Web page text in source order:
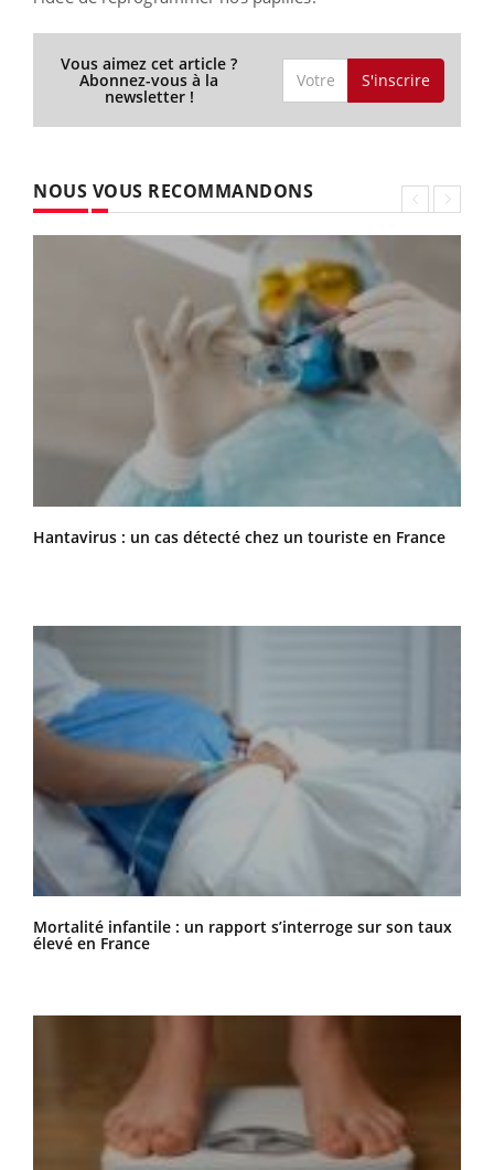
Vous aimez cet article ?
Abonnez-vous à la
newsletter !
S'inscrire
NOUS VOUS RECOMMANDONS
Hantavirus : un cas détecté chez un touriste en France
Mortalité infantile : un rapport s’interroge sur son taux
élevé en France